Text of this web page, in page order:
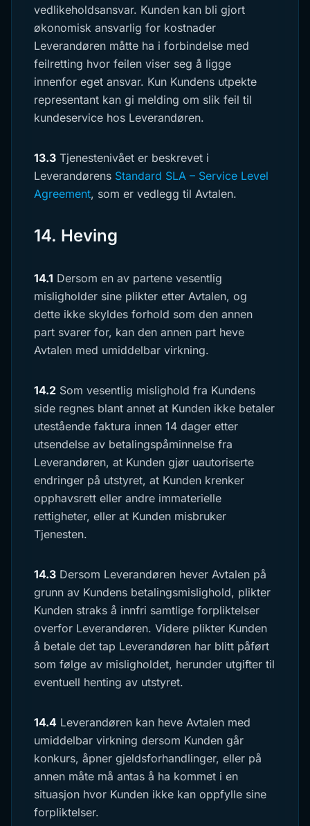
vedlikeholdsansvar. Kunden kan bli gjort
økonomisk ansvarlig for kostnader
Leverandøren måtte ha i forbindelse med
feilretting hvor feilen viser seg å ligge
innenfor eget ansvar. Kun Kundens utpekte
representant kan gi melding om slik feil til
kundeservice hos Leverandøren.
13.3 Tjenestenivået er beskrevet i
Leverandørens Standard SLA – Service Level
Agreement, som er vedlegg til Avtalen.
14. Heving
14.1 Dersom en av partene vesentlig
misligholder sine plikter etter Avtalen, og
dette ikke skyldes forhold som den annen
part svarer for, kan den annen part heve
Avtalen med umiddelbar virkning.
14.2 Som vesentlig mislighold fra Kundens
side regnes blant annet at Kunden ikke betaler
utestående faktura innen 14 dager etter
utsendelse av betalingspåminnelse fra
Leverandøren, at Kunden gjør uautoriserte
endringer på utstyret, at Kunden krenker
opphavsrett eller andre immaterielle
rettigheter, eller at Kunden misbruker
Tjenesten.
14.3 Dersom Leverandøren hever Avtalen på
grunn av Kundens betalingsmislighold, plikter
Kunden straks å innfri samtlige forpliktelser
overfor Leverandøren. Videre plikter Kunden
å betale det tap Leverandøren har blitt påført
som følge av misligholdet, herunder utgifter til
eventuell henting av utstyret.
14.4 Leverandøren kan heve Avtalen med
umiddelbar virkning dersom Kunden går
konkurs, åpner gjeldsforhandlinger, eller på
annen måte må antas å ha kommet i en
situasjon hvor Kunden ikke kan oppfylle sine
forpliktelser.